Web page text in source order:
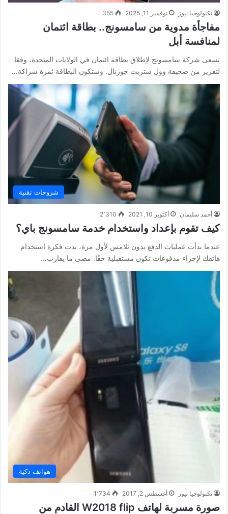
تكنولوجيا نيوز نوفمبر 11, 2025 355
مفاجأة مدوية من سامسونج.. بطاقة ائتمان
لمنافسة أبل
تسعى شركة سامسونج لإطلاق بطاقة ائتمان في الولايات المتحدة، وفقا
لتقرير من صحيفة وول ستريت جورنال. وستكون البطاقة ثمرة شراكة…
شروحات تقنية
أحمد سليمان أكتوبر 10, 2021 2٬310
كيف تقوم بإعداد واستخدام خدمة سامسونج باي؟
عندما بدأت عمليات الدفع بدون تلامس لأول مرة، بدت فكرة استخدام
هاتفك لإجراء مدفوعات تكون مستقبلية حقًا. مضى ما يقارب…
هواتف ذكية
تكنولوجيا نيوز أغسطس 2, 2017 1٬734
صورة مسربة لهاتف W2018 flip القادم من